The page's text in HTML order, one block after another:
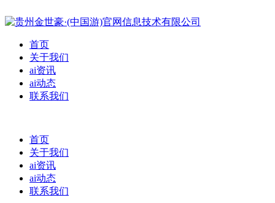
首页
关于我们
ai资讯
ai动态
联系我们
首页
关于我们
ai资讯
ai动态
联系我们